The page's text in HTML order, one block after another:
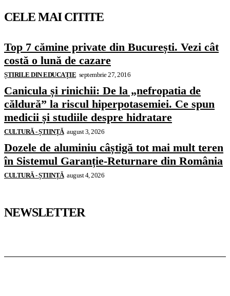
CELE MAI CITITE
Top 7 cămine private din București. Vezi cât
costă o lună de cazare
ȘTIRILE DIN EDUCAȚIE septembrie 27, 2016
Canicula și rinichii: De la „nefropatia de
căldură” la riscul hiperpotasemiei. Ce spun
medicii și studiile despre hidratare
CULTURĂ - ȘTIINȚĂ august 3, 2026
Dozele de aluminiu câștigă tot mai mult teren
în Sistemul Garanție-Returnare din România
CULTURĂ - ȘTIINȚĂ august 4, 2026
NEWSLETTER